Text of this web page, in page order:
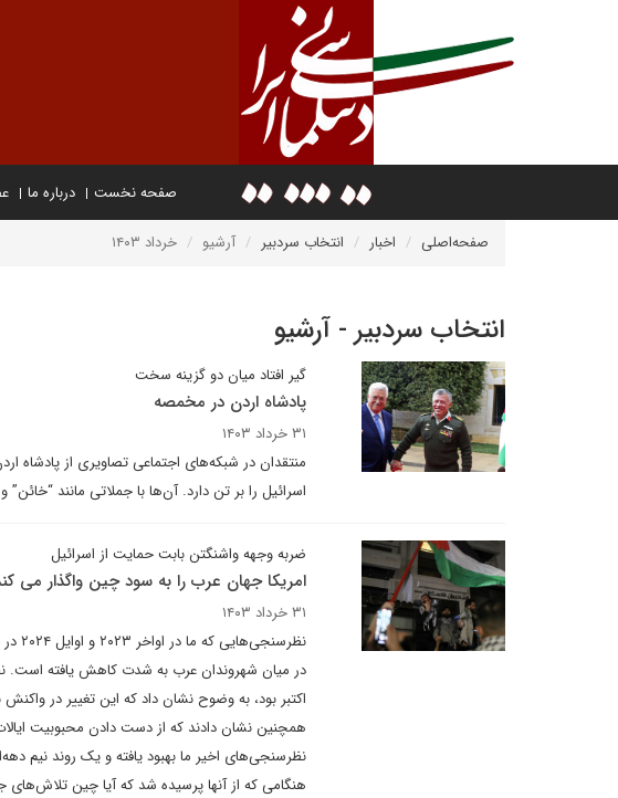
صفحه نخست درباره ما
صفحه‌اصلی اخبار انتخاب سردبیر آرشیو خرداد ۱۴۰۳
انتخاب سردبیر - آرشیو
گیر افتاد میان دو گزینه سخت
پادشاه اردن در مخمصه
۳۱ خرداد ۱۴۰۳
منتقدان در شبکه‌های اجتماعی تصاویری از پادشاه
اسرائیل را بر تن دارد. آن‌ها با جملاتی مانند
ضربه وجهه واشنگتن بابت حمایت از اسرائیل
امریکا جهان عرب را به سود چین واگذار می
۳۱ خرداد ۱۴۰۳
اکتبر بود، به وضوح نشان داد که این تغییر در
همچنین نشان دادند که از دست دادن محبوبیت
نظرسنجی‌های اخیر ما بهبود یافته و یک روند نیم
هنگامی که از آنها پرسیده شد که آیا چین تلاش‌های